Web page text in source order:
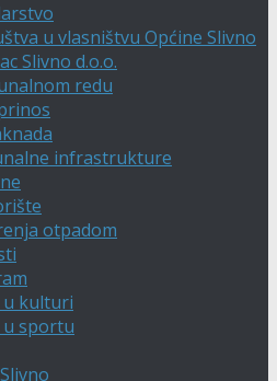
u vlasništvu Općine Slivno
Slivno d.o.o.
redu
infrastrukture
otpadom
u kulturi
u sportu